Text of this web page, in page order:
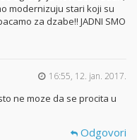
modernizuju stari koji su
za dzabe!! JADNI SMO
16:55, 12. jan. 2017.
ne moze da se procita u
Odgovori